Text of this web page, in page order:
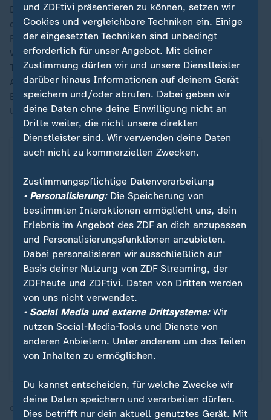
Die Fußball-WM wird vom 11. Juni bis zum 19. Juli in
den USA, Kanada und Mexiko ausgetragen. Die US-
Regierung hat angekündigt, Visa für die
Weltmeisterschaft schneller zu bearbeiten. Die US-
Tourismusbranche rechnet mit einem großen
Aufschwung durch die Besucher, auch wenn Trumps
Einreiseverbot für Bürger aus 19 Ländern für
Unsicherheit gesorgt hat.
FIFA WM 2026
Alle Spiele, spektakuläre Tore und alle Partien des
DFB-Teams: Die Highlights der Fußball-WM 2026
in den USA, Kanada und Mexiko.
Quelle:
und ZDFtivi präsentieren zu können, setzen wir
Cookies und vergleichbare Techniken ein. Einige
der eingesetzten Techniken sind unbedingt
erforderlich für unser Angebot. Mit deiner
Zustimmung dürfen wir und unsere Dienstleister
darüber hinaus Informationen auf deinem Gerät
speichern und/oder abrufen. Dabei geben wir
deine Daten ohne deine Einwilligung nicht an
Dritte weiter, die nicht unsere direkten
Dienstleister sind. Wir verwenden deine Daten
auch nicht zu kommerziellen Zwecken.
Zustimmungspflichtige Datenverarbeitung
• Personalisierung:Die Speicherung von
bestimmten Interaktionen ermöglicht uns, dein
Erlebnis im Angebot des ZDF an dich anzupassen
und Personalisierungsfunktionen anzubieten.
Dabei personalisieren wir ausschließlich auf
Basis deiner Nutzung von ZDF Streaming, der
ZDFheute und ZDFtivi. Daten von Dritten werden
von uns nicht verwendet.
• Social Media und externe Drittsysteme:Wir
nutzen Social-Media-Tools und Dienste von
anderen Anbietern. Unter anderem um das Teilen
von Inhalten zu ermöglichen.
Du kannst entscheiden, für welche Zwecke wir
deine Daten speichern und verarbeiten dürfen.
Dies betrifft nur dein aktuell genutztes Gerät. Mit